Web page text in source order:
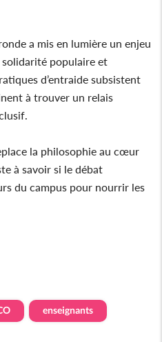
a mis en lumière un enjeu
populaire et
d’entraide subsistent
à trouver un relais
la philosophie au cœur
à savoir si le débat
du campus pour nourrir les
enseignants